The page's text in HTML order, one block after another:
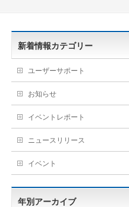
新着情報カテゴリー
ユーザーサポート
お知らせ
イベントレポート
ニュースリリース
イベント
年別アーカイブ